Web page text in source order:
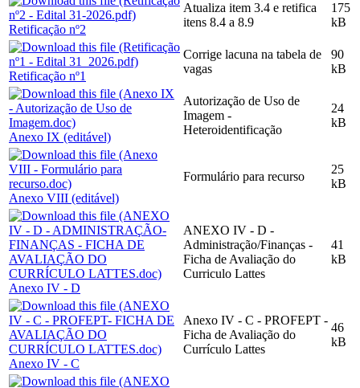
Retificação nº2
Atualiza item 3.4 e retifica
itens 8.4 a 8.9
175
kB
Retificação nº1
Corrige lacuna na tabela de
vagas
90
kB
Anexo IX (editável)
Autorização de Uso de
Imagem -
Heteroidentificação
24
kB
Anexo VIII (editável)
Formulário para recurso
25
kB
Anexo IV - D
ANEXO IV - D -
Administração/Finanças -
Ficha de Avaliação do
Curriculo Lattes
41
kB
Anexo IV - C
Anexo IV - C - PROFEPT -
Ficha de Avaliação do
Currículo Lattes
46
kB